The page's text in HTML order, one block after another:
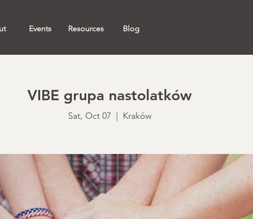
Events Resources Blog
VIBE grupa nastolatków
Sat, Oct 07 Kraków